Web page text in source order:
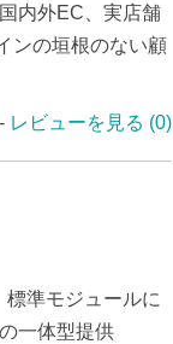
内外EC、実店舗
ンの垣根のない顧
- レビューを見る (0)
準モジュールに
一体型提供